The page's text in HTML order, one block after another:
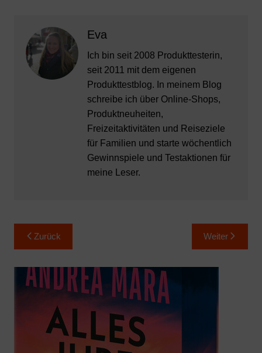
Eva
Ich bin seit 2008 Produkttesterin,
seit 2011 mit dem eigenen
Produkttestblog. In meinem Blog
schreibe ich über Online-Shops,
Produktneuheiten,
Freizeitaktivitäten und Reiseziele
für Familien und starte wöchentlich
Gewinnspiele und Testaktionen für
meine Leser.
Beitragsnavigation
Zurück Weiter